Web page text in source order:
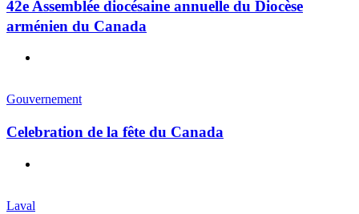
42e Assemblée diocésaine annuelle du Diocèse
arménien du Canada
Gouvernement
Celebration de la fête du Canada
Laval